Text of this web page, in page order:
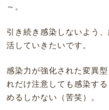
～。
引き続き感染しないよう
活していきたいです。
感染力が強化された変異
れだけ注意しても感染す
めるしかない（苦笑）。